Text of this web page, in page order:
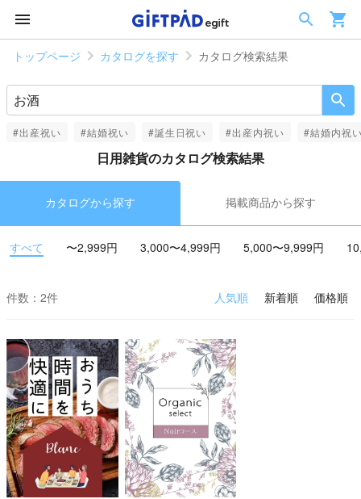
トップページ カタログを探す カタログ検索結果
#出産祝い #結婚祝い #誕生日祝い #出産内祝い #結婚内祝
日用雑貨のカタログ検索結果
カタログから探す 掲載商品から探す
すべて 〜2,999円 3,000〜4,999円 5,000〜9,999円
件数：2件 人気順 新着順 価格順